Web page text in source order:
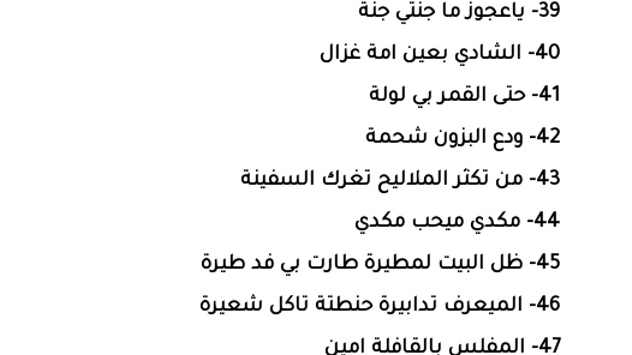
39- ياعجوز ما جنتي جنة
40- الشادي بعين امة غزال
41- حتى القمر بي لولة
42- ودع البزون شحمة
43- من تكثر الملاليح تغرك السفينة
44- مكدي ميحب مكدي
45- ظل البيت لمطيرة طارت بي فد طيرة
46- الميعرف تدابيرة حنطتة تاكل شعيرة
47- المفلس بالقافلة امين